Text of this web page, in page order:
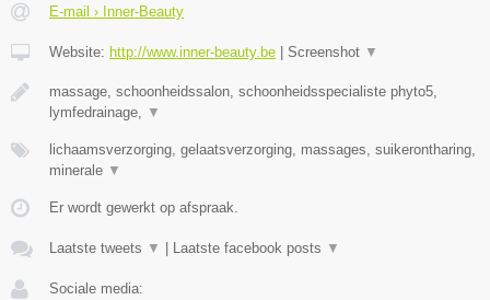
E-mail › Inner-Beauty
Website: http://www.inner-beauty.be | Screenshot ▼
massage, schoonheidssalon, schoonheidsspecialiste phyto5,
lymfedrainage,
▼
lichaamsverzorging, gelaatsverzorging, massages, suikerontharing,
minerale ▼
Er wordt gewerkt op afspraak.
Laatste tweets ▼ | Laatste facebook posts ▼
Sociale media: